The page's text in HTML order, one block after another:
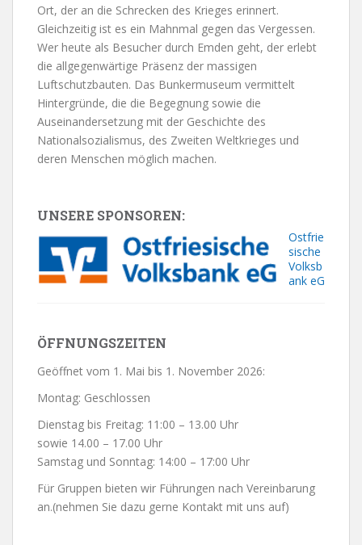
Ort, der an die Schrecken des Krieges erinnert.
Gleichzeitig ist es ein Mahnmal gegen das Vergessen.
Wer heute als Besucher durch Emden geht, der erlebt
die allgegenwärtige Präsenz der massigen
Luftschutzbauten. Das Bunkermuseum vermittelt
Hintergründe, die die Begegnung sowie die
Auseinandersetzung mit der Geschichte des
Nationalsozialismus, des Zweiten Weltkrieges und
deren Menschen möglich machen.
UNSERE SPONSOREN:
Ostfrie
sische
Volksb
ank eG
ÖFFNUNGSZEITEN
Geöffnet vom 1. Mai bis 1. November 2026:
Montag: Geschlossen
Dienstag bis Freitag: 11:00 – 13.00 Uhr
sowie 14.00 – 17.00 Uhr
Samstag und Sonntag: 14:00 – 17:00 Uhr
Für Gruppen bieten wir Führungen nach Vereinbarung
an.(nehmen Sie dazu gerne Kontakt mit uns auf)